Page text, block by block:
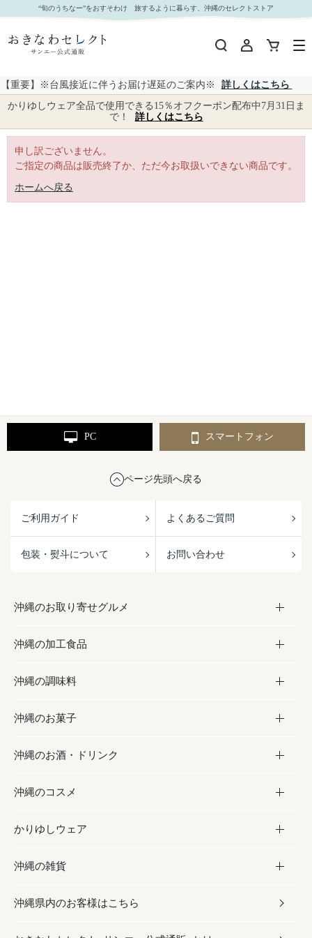
｜おきなわセレクト サンエー公式通販
“旬のうちなー”をおすそわけ 旅するように暮らす、沖縄のセレクトストア
【重要】※台風接近に伴うお届け遅延のご案内※
詳しくはこちら
かりゆしウェア全品で使用できる15％オフクーポン配布中7月31日ま
で！
詳しくはこちら
申し訳ございません。
ご指定の商品は販売終了か、ただ今お取扱いできない商品です。
ホームへ戻る
PC スマートフォン
ページ先頭へ戻る
ご利用ガイド よくあるご質問
包装・熨斗について お問い合わせ
沖縄のお取り寄せグルメ
お取り寄せグルメ
フルーツ・野菜
お肉
海産物
沖縄の加工食品
加工食品
缶詰／パウチ
沖縄料理
沖縄そば／乾麺
レトルト食品
乾物／粉類
沖縄の調味料
調味料
砂糖／黒砂糖
塩
お酢／ドレッシング
しょうゆ
みそ
沖縄のお菓子
お菓子
黒糖
ちんすこう
伝統菓子
スナック
沖縄のお酒・ドリンク
お酒・ドリンク
泡盛
ビール・チューハイ
ワイン・ウィスキー・カクテル
沖縄のコスメ
コスメ
スキンケア
ボディケア
かりゆしウェア
かりゆしウェア
メンズ
沖縄の雑貨
雑貨
沖縄県内のお客様はこちら